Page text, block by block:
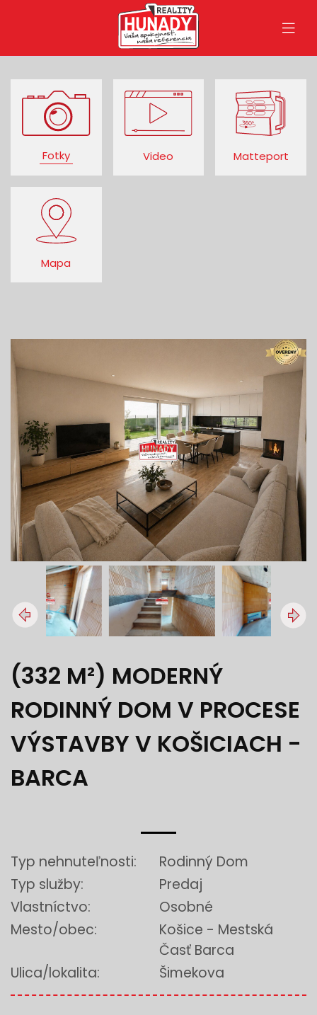
Fotky Video Matteport
Mapa
(332 M²) MODERNÝ
RODINNÝ DOM V PROCESE
VÝSTAVBY V KOŠICIACH -
BARCA
Typ nehnuteľnosti:
Rodinný Dom
Typ služby:
Predaj
Vlastníctvo:
Osobné
Mesto/obec:
Košice - Mestská
Časť Barca
Ulica/lokalita:
Šimekova